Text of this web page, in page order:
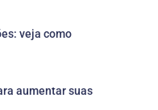
veja como
aumentar suas